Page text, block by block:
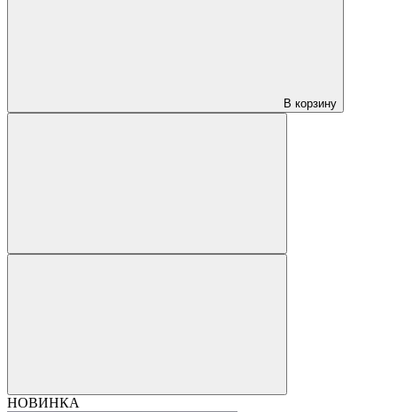
В корзину
НОВИНКА